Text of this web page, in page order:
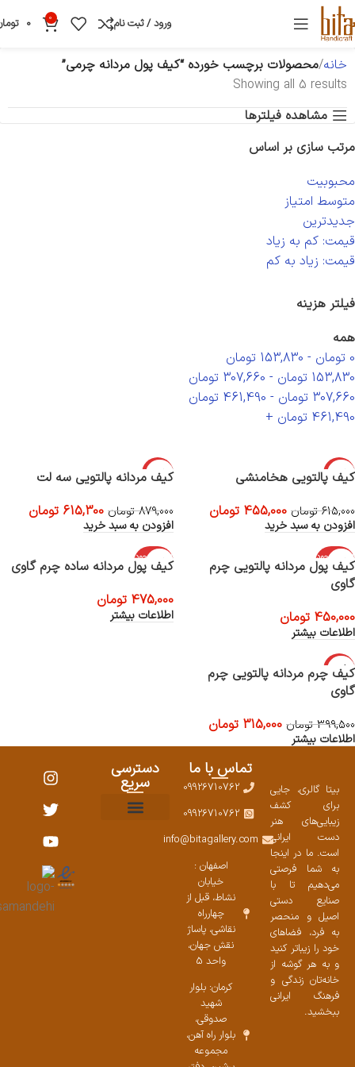
ورود / ثبت نام 0
0
خانه محصولات برچسب خورده “کیف پول مردانه چرمی”
Showing all 5 results
مشاهده فیلترها
مرتب سازی بر اساس
محبوبیت
متوسط امتیاز
جدیدترین
قیمت: کم به زیاد
قیمت: زیاد به کم
فیلتر هزینه
همه
0 تومان -
153,830 تومان
153,830 تومان -
307,660 تومان
307,660 تومان -
461,490 تومان
461,490 تومان +
-26%
کیف پالتویی هخامنشی
615,000 تومان 455,000 تومان
افزودن به سبد خرید
-30%
کیف مردانه پالتویی سه لت
879,000 تومان 615,300 تومان
افزودن به سبد خرید
اتمام موجود
ی
کیف پول مردانه پالتویی چرم
گاوی
450,000 تومان
اطلاعات بیشتر
اتمام موجود
ی
کیف پول مردانه ساده چرم گاوی
475,000 تومان
اطلاعات بیشتر
-21%
اتمام موجود
کیف چرم مردانه پالتویی چرم
گاوی
399,500 تومان 315,000 تومان
اطلاعات بیشتر
بیتا گالری، جایی
برای کشف
زیبایی‌های هنر
دست ایرانی
است. ما در اینجا
به شما فرصتی
می‌دهیم تا با
صنایع دستی
اصیل و منحصر
به فرد، فضاهای
خود را زیباتر کنید
و به هر گوشه از
خانه‌تان زندگی و
فرهنگ ایرانی
ببخشید.
تماس با ما
09926710762
09926710762
info@bitagallery.com
اصفهان :
خیابان
نشاط، قبل از
چهارراه
نقاشی، پاساژ
نقش جهان،
واحد 5
کرمان: بلوار
شهید
صدوقی،
بلوار راه آهن،
مجموعه
دسترسی
سریع